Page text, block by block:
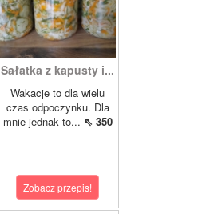
Sałatka z kapusty i...
Wakacje to dla wielu
czas odpoczynku. Dla
mnie jednak to... ⇖ 350
Zobacz przepis!